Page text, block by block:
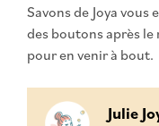
Savons de Joya
des boutons après
pour en venir à bout.
Julie